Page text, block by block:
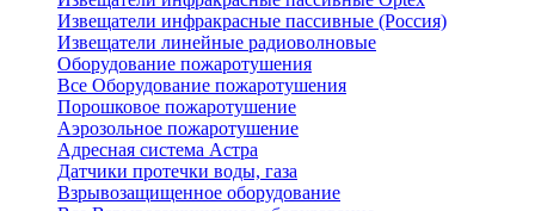
Извещатели инфракрасные пассивные (Россия)
Извещатели линейные радиоволновые
Оборудование пожаротушения
Все Оборудование пожаротушения
Порошковое пожаротушение
Аэрозольное пожаротушение
Адресная система Астра
Датчики протечки воды, газа
Взрывозащищенное оборудование